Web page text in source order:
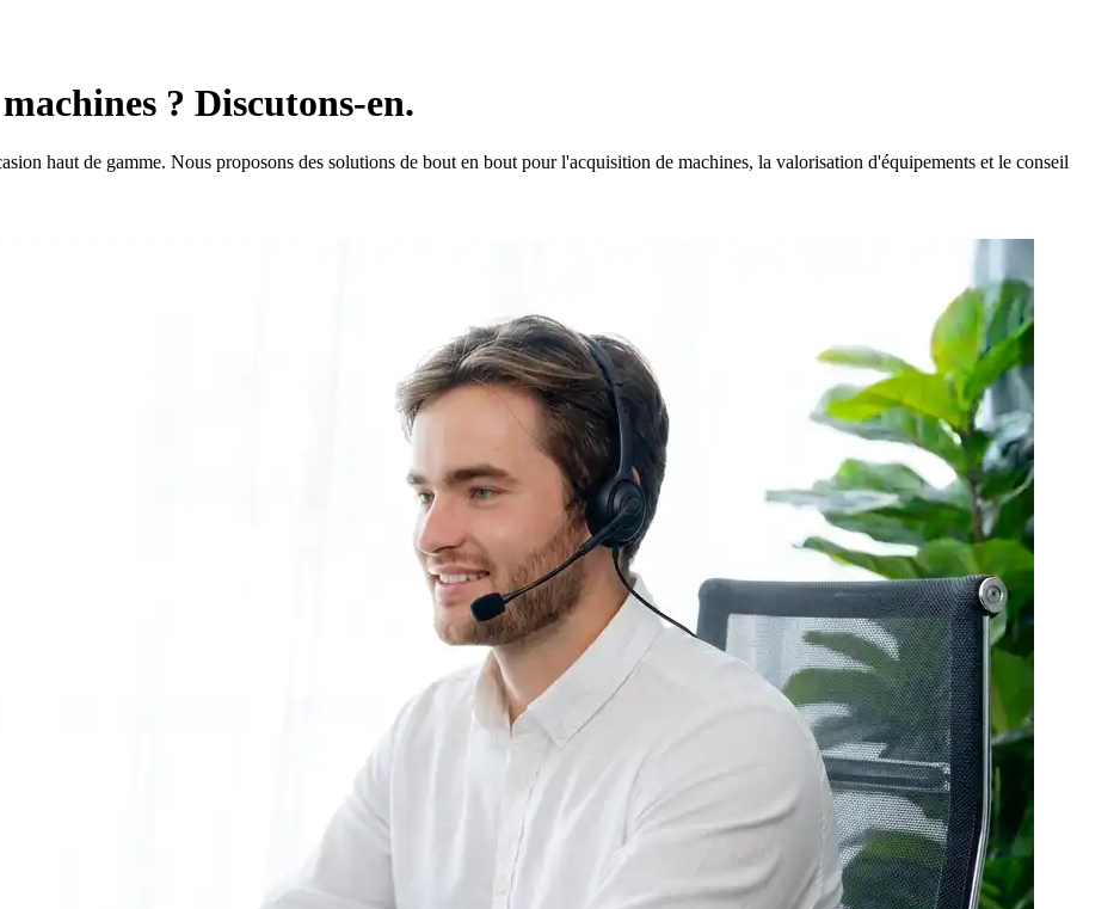
? Discutons-en.
haut de gamme. Nous proposons des solutions de bout en bout pour l'acquisition de machines, la valorisation d'équipements et le conseil